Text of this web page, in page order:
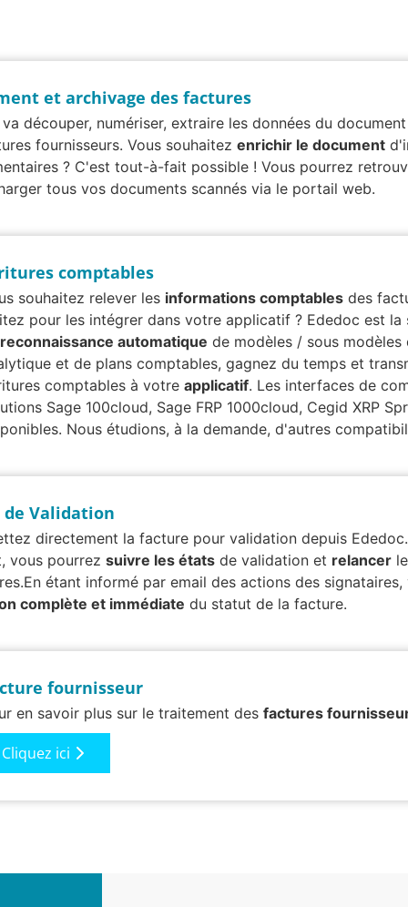
et archivage des factures
découper, numériser, extraire les données du
fournisseurs. Vous souhaitezenrichir le document
? C'est tout-à-fait possible ! Vous pourrez
tous vos documents scannés via le portail web.
comptables
souhaitez relever les informations comptablesdes
pour les intégrer dans votre applicatif ? Ededoc est la
reconnaissance automatique de modèles / sous
et de plans comptables, gagnez du temps et
comptables à votre applicatif. Les interfaces de
Sage 100cloud, Sage FRP 1000cloud, Cegid XRP
Nous étudions, à la demande, d'autres
Validation
directement la facture pour validation depuis
vous pourrezsuivre les états de validation et relancer
étant informé par email des actions des signataires,
complète et immédiate du statut de la facture.
fournisseur
en savoir plus sur le traitement des factures
Cliquez ici